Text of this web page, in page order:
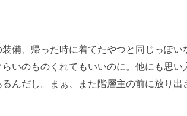
装備、帰った時に着てたやつと同じっぽ
らいのものくれてもいいのに。他にも思い
るんだし。まぁ、また階層主の前に放り出